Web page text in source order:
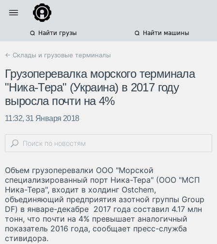
Найти грузы Найти машины
← Склады и грузовые терминалы
Грузоперевалка морского терминала
"Ника-Тера" (Украина) в 2017 году
выросла почти на 4%
11:32, 31 Января 2018
Объем грузоперевалки ООО "Морской
специализированный порт Ника-Тера" (ООО "МСП
Ника-Тера", входит в холдинг Ostchem,
объединяющий предприятия азотной группы Group
DF) в январе-декабре 2017 года составил 4.17 млн
тонн, что почти на 4% превышает аналогичный
показатель 2016 года, сообщает пресс-служба
стивидора.